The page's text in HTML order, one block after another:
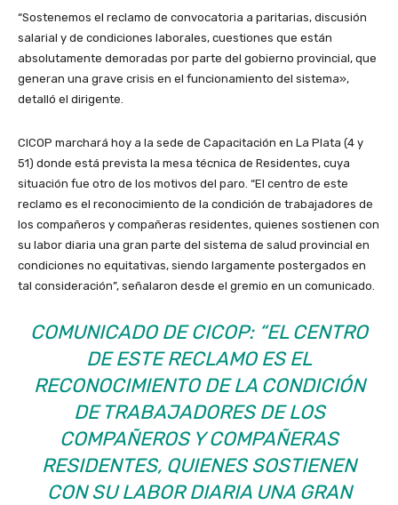
“Sostenemos el reclamo de convocatoria a paritarias, discusión
salarial y de condiciones laborales, cuestiones que están
absolutamente demoradas por parte del gobierno provincial, que
generan una grave crisis en el funcionamiento del sistema»,
detalló el dirigente.
CICOP marchará hoy a la sede de Capacitación en La Plata (4 y
51) donde está prevista la mesa técnica de Residentes, cuya
situación fue otro de los motivos del paro. “El centro de este
reclamo es el reconocimiento de la condición de trabajadores de
los compañeros y compañeras residentes, quienes sostienen con
su labor diaria una gran parte del sistema de salud provincial en
condiciones no equitativas, siendo largamente postergados en
tal consideración”, señalaron desde el gremio en un comunicado.
COMUNICADO DE CICOP: “EL CENTRO
DE ESTE RECLAMO ES EL
RECONOCIMIENTO DE LA CONDICIÓN
DE TRABAJADORES DE LOS
COMPAÑEROS Y COMPAÑERAS
RESIDENTES, QUIENES SOSTIENEN
CON SU LABOR DIARIA UNA GRAN